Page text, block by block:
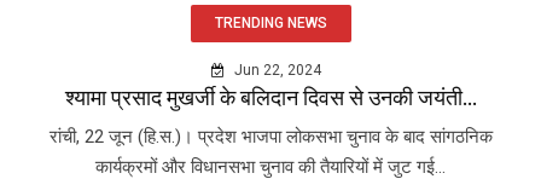
TRENDING NEWS
Jun 22, 2024
श्यामा प्रसाद मुखर्जी के बलिदान दिवस से उनकी जयंती...
रांची, 22 जून (हि.स.)। प्रदेश भाजपा लोकसभा चुनाव के बाद सांगठनिक
कार्यक्रमों और विधानसभा चुनाव की तैयारियों में जुट गई...